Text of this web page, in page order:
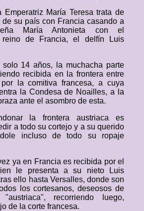
Emperatriz María Teresa trata de
su país con Francia casando a
María Antonieta con el
reino de Francia, el delfín Luis
14 años, la muchacha parte
recibida en la frontera entre
la comitiva francesa, a cuya
la Condesa de Noailles, a la
ante el asombro de esta.
la frontera austriaca es
a todo su cortejo y a su querido
incluso de todo su ropaje
ya en Francia es recibida por el
le presenta a su nieto Luis
ello hasta Versalles, donde son
los cortesanos, deseosos de
recorriendo luego,
de la corte francesa.